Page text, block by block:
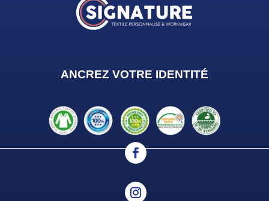
ANCREZ VOTRE IDENTITÉ